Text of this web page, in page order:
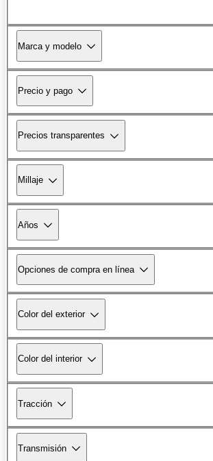
Marca y modelo
Precio y pago
Precios transparentes
Millaje
Años
Opciones de compra en línea
Color del exterior
Color del interior
Tracción
Transmisión